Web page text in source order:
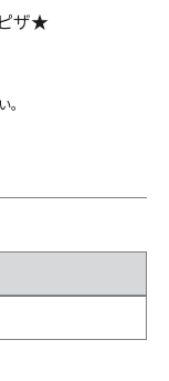
ザ★